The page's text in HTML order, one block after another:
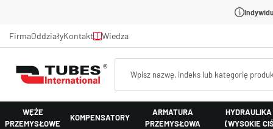
FirmaOddziałyKontakt Wiedza
WĘŻE
PRZEMYSŁOWE
KOMPENSATORY
ARMATURA
PRZEMYSŁOWA
(WYSOKIE